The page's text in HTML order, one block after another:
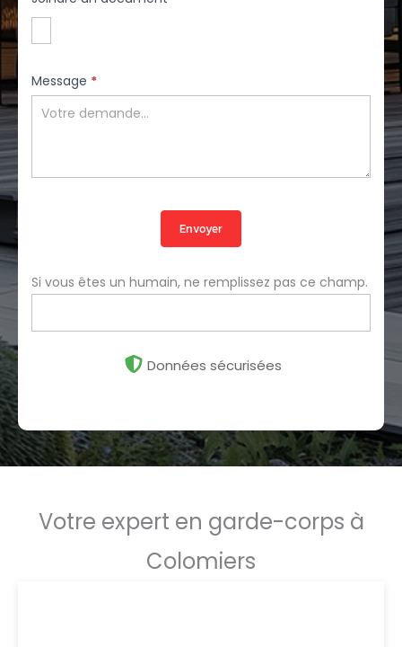
Message *
Envoyer
Si vous êtes un humain, ne remplissez pas ce champ.
Données sécurisées
Votre expert en garde-corps à
Colomiers